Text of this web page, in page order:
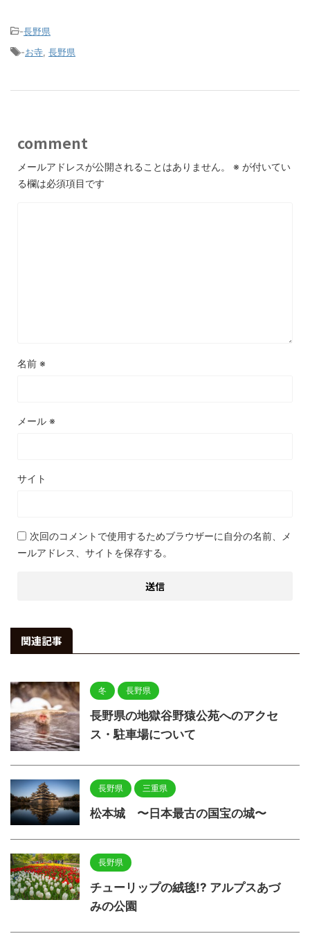
-長野県
-お寺 長野県
comment
メールアドレスが公開されることはありません。 ※ が付いてい
る欄は必須項目です
名前 ※
メール ※
サイト
次回のコメントで使用するためブラウザーに自分の名前、メ
ールアドレス、サイトを保存する。
関連記事
冬 長野県
長野県の地獄谷野猿公苑へのアクセ
ス・駐車場について
長野県 三重県
松本城 〜日本最古の国宝の城〜
長野県
チューリップの絨毯!? アルプスあづ
みの公園